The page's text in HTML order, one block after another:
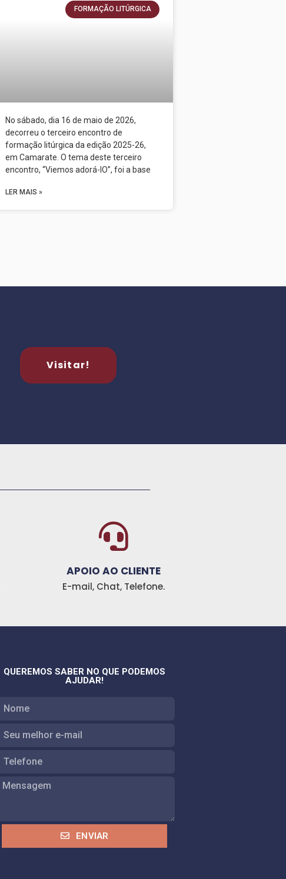
FORMAÇÃO LITÚRGICA
No sábado, dia 16 de maio de 2026,
decorreu o terceiro encontro de
formação litúrgica da edição 2025-26,
em Camarate. O tema deste terceiro
encontro, “Viemos adorá-lO”, foi a base
LER MAIS »
Visitar!
APOIO AO CLIENTE
E-mail, Chat, Telefone.
QUEREMOS SABER NO QUE PODEMOS
AJUDAR!
ENVIAR